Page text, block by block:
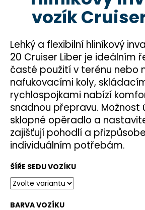
hvězdiček.
vozík
Lehký a flexibilní hliníkový
20 Cruiser Liber je ideálním
časté použití v terénu nebo
nafukovacími koly,
rychlospojkami nabízí
snadnou přepravu. Možnost
sklopné opěradlo a
zajišťují pohodlí a
individuálním potřebám.
ŠÍŘE SEDU VOZÍKU
BARVA VOZÍKU
í
t
?
HLEDAT
D
o
p
o
r